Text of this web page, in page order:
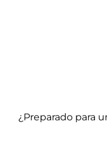
¿Preparado para